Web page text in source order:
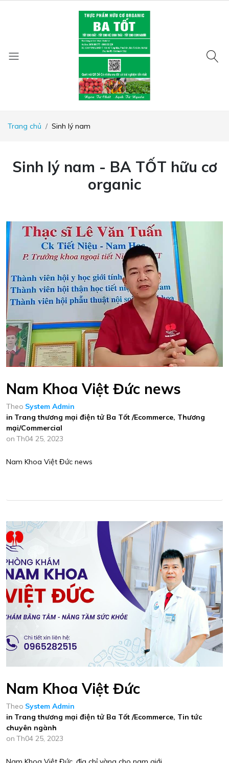
Trang chủ Sinh lý nam
Sinh lý nam - BA TỐT hữu cơ
organic
Nam Khoa Việt Đức news
Theo System Admin
in Trang thương mại điện tử Ba Tốt /Ecommerce, Thương
mại/Commercial
on Th04 25, 2023
Nam Khoa Việt Đức news
Nam Khoa Việt Đức
Theo System Admin
in Trang thương mại điện tử Ba Tốt /Ecommerce, Tin tức
chuyên ngành
on Th04 25, 2023